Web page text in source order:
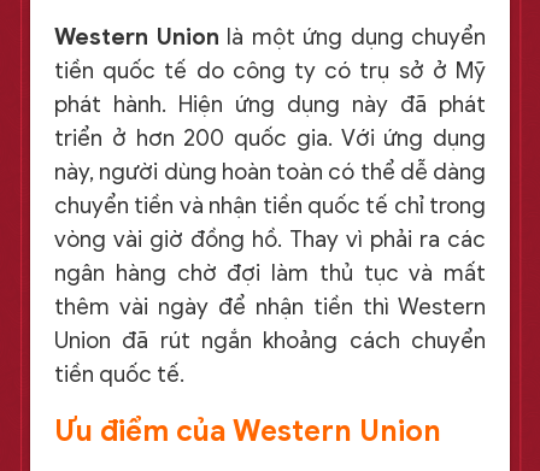
Western Union là một ứng dụng chuyển
tiền quốc tế do công ty có trụ sở ở Mỹ
phát hành. Hiện ứng dụng này đã phát
triển ở hơn 200 quốc gia. Với ứng dụng
này, người dùng hoàn toàn có thể dễ dàng
chuyển tiền và nhận tiền quốc tế chỉ trong
vòng vài giờ đồng hồ. Thay vì phải ra các
ngân hàng chờ đợi làm thủ tục và mất
thêm vài ngày để nhận tiền thì Western
Union đã rút ngắn khoảng cách chuyển
tiền quốc tế.
Ưu điểm của Western Union